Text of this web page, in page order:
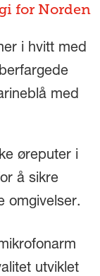
for Norden
i hvitt med
med
øreputer i
å sikre
omgivelser.
utviklet